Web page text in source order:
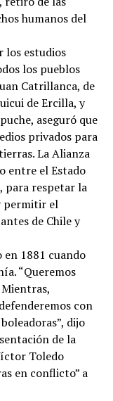
humanos del
los estudios
los pueblos
Catrillanca, de
de Ercilla, y
aseguró que
privados para
La Alianza
entre el Estado
para respetar la
permitir el
de Chile y
en 1881 cuando
“Queremos
con
dijo
de la
Toledo
en conflicto” a